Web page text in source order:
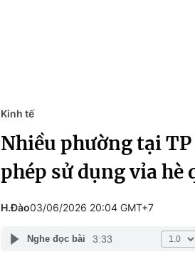
Du lịch
Kinh tế
Nhiều phường tại
phép sử dụng vỉa hè
H.Đào03/06/2026 20:04 GMT+7
Nghe đọc bài 3:33